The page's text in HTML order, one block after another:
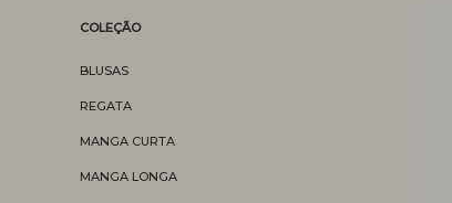
COLEÇÃO
BLUSAS
REGATA
MANGA CURTA
MANGA LONGA